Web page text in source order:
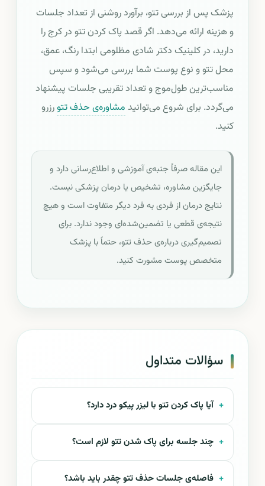
پزشک پس از بررسی تتو، برآورد روشنی از تعداد جلسات
و هزینه ارائه می‌دهد. اگر قصد پاک کردن تتو در کرج را
دارید، در کلینیک دکتر شادی مظلومی ابتدا رنگ، عمق،
محل تتو و نوع پوست شما بررسی می‌شود و سپس
مناسب‌ترین طول‌موج و تعداد تقریبی جلسات پیشنهاد
می‌گردد. برای شروع می‌توانید مشاوره‌ی حذف تتورزرو
کنید.
این مقاله صرفاً جنبه‌ی آموزشی و اطلاع‌رسانی دارد و
جایگزین مشاوره، تشخیص یا درمان پزشکی نیست.
نتایج درمان از فردی به فرد دیگر متفاوت است و هیچ
نتیجه‌ی قطعی یا تضمین‌شده‌ای وجود ندارد. برای
تصمیم‌گیری درباره‌ی حذف تتو، حتماً با پزشک
متخصص پوست مشورت کنید.
سؤالات متداول
آیا پاک کردن تتو با لیزر پیکو درد دارد؟
چند جلسه برای پاک شدن تتو لازم است؟
فاصله‌ی جلسات حذف تتو چقدر باید باشد؟